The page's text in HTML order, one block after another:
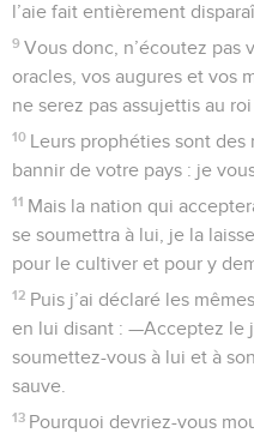
l’aie fait entièrement
9 Vous donc, n’écoutez pas
oracles, vos augures et vos
ne serez pas assujettis au
10 Leurs prophéties sont
bannir de votre pays : je
11 Mais la nation qui
se soumettra à lui, je la
pour le cultiver et pour y
12 Puis j’ai déclaré les
en lui disant : —Acceptez le
soumettez-vous à lui et à
sauve.
13 Pourquoi devriez-vous